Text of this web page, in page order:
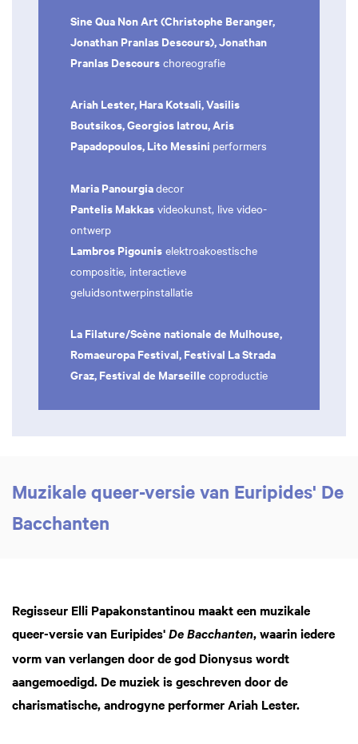
Sine Qua Non Art (Christophe Beranger,
Jonathan Pranlas Descours), Jonathan
Pranlas Descours choreografie
Ariah Lester, Hara Kotsali, Vasilis
Boutsikos, Georgios Iatrou, Aris
Papadopoulos, Lito Messini performers
Maria Panourgiadecor
Pantelis Makkas videokunst, live video-
ontwerp
Lambros Pigounis elektroakoestische
compositie, interactieve
geluidsontwerpinstallatie
La Filature/Scène nationale de Mulhouse,
Romaeuropa Festival, Festival La Strada
Graz, Festival de Marseille coproductie
Muzikale queer-versie van Euripides' De
Bacchanten
Regisseur Elli Papakonstantinou maakt een muzikale
queer-versie van Euripides' De Bacchanten, waarin iedere
vorm van verlangen door de god Dionysus wordt
aangemoedigd. De muziek is geschreven door de
charismatische, androgyne performer Ariah Lester.